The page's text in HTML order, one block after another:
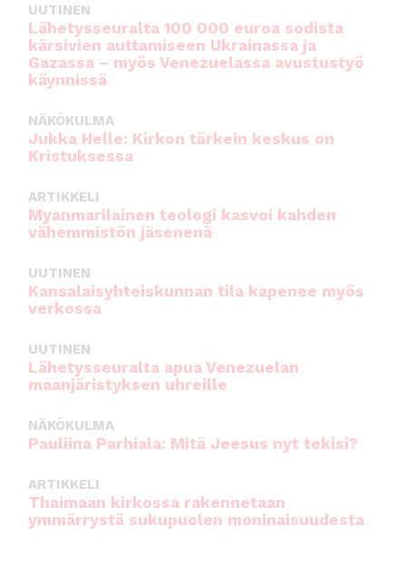
UUTINEN
Lähetysseuralta 100 000 euroa sodista
kärsivien auttamiseen Ukrainassa ja
Gazassa – myös Venezuelassa avustustyö
käynnissä
NÄKÖKULMA
Jukka Helle: Kirkon tärkein keskus on
Kristuksessa
ARTIKKELI
Myanmarilainen teologi kasvoi kahden
vähemmistön jäsenenä
UUTINEN
Kansalaisyhteiskunnan tila kapenee myös
verkossa
UUTINEN
Lähetysseuralta apua Venezuelan
maanjäristyksen uhreille
NÄKÖKULMA
Pauliina Parhiala: Mitä Jeesus nyt tekisi?
ARTIKKELI
Thaimaan kirkossa rakennetaan
ymmärrystä sukupuolen moninaisuudesta